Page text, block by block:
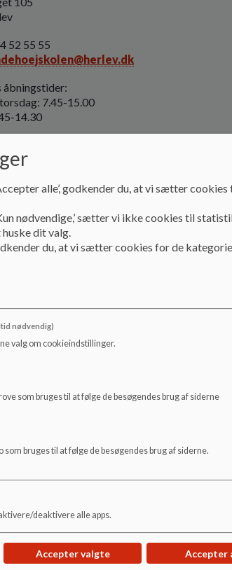
52 55 55
åbningstider:
7.45-15.00
14.30
- Flemming Hansen
- Henrik Falkeborg
- Felix Francois Perrier
- Marianne Havemose
Mia Blåkildegård Olsen
- Hozan Ônen
Yildirim
alle’, godkender du, at vi sætter
nødvendige,’ sætter vi ikke cookies til
dit valg.
du, at vi sætter cookies for de
nødvendig)
valg om cookieindstillinger.
som bruges til at følge de besøgendes brug af siderne
bruges til at følge de besøgendes brug af siderne.
deaktivere alle apps.
Accepter valgte Accepter